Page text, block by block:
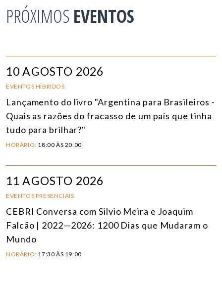
PRÓXIMOS EVENTOS
10 AGOSTO 2026
EVENTOS HÍBRIDOS
Lançamento do livro "Argentina para Brasileiros -
Quais as razões do fracasso de um país que tinha
tudo para brilhar?"
HORÁRIO: 18:00 ÀS 20:00
11 AGOSTO 2026
EVENTOS PRESENCIAIS
CEBRI Conversa com Silvio Meira e Joaquim
Falcão | 2022—2026: 1200 Dias que Mudaram o
Mundo
HORÁRIO: 17:30 ÀS 19:00